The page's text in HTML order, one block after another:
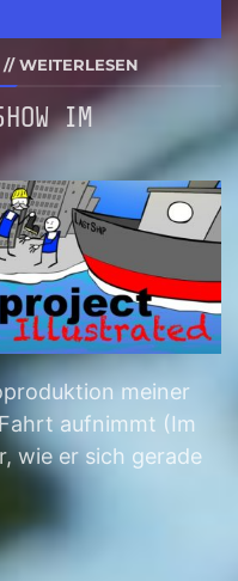
//WEITERLESEN
IM
meiner
aufnimmt (Im
wie er sich gerade